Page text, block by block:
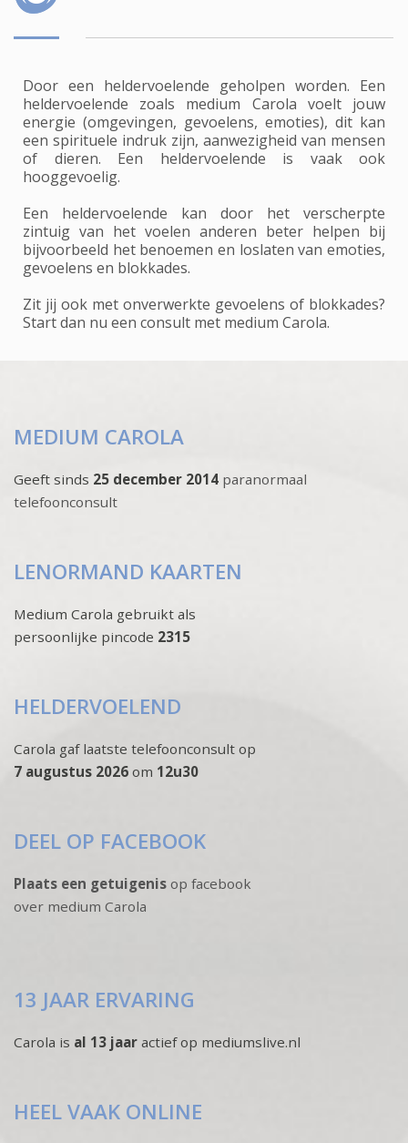
Door een heldervoelende geholpen worden. Een
heldervoelende zoals medium Carola voelt jouw
energie (omgevingen, gevoelens, emoties), dit kan
een spirituele indruk zijn, aanwezigheid van mensen
of dieren. Een heldervoelende is vaak ook
hooggevoelig.
Een heldervoelende kan door het verscherpte
zintuig van het voelen anderen beter helpen bij
bijvoorbeeld het benoemen en loslaten van emoties,
gevoelens en blokkades.
Zit jij ook met onverwerkte gevoelens of blokkades?
Start dan nu een consult met medium Carola.
MEDIUM CAROLA
Geeft sinds 25 december 2014 paranormaal
telefoonconsult
LENORMAND KAARTEN
Medium Carola gebruikt als
persoonlijke pincode 2315
HELDERVOELEND
Carola gaf laatste telefoonconsult op
7 augustus 2026 om 12u30
DEEL OP FACEBOOK
Plaats een getuigenis op facebook
over medium Carola
13 JAAR ERVARING
Carola is al 13 jaar actief op mediumslive.nl
HEEL VAAK ONLINE